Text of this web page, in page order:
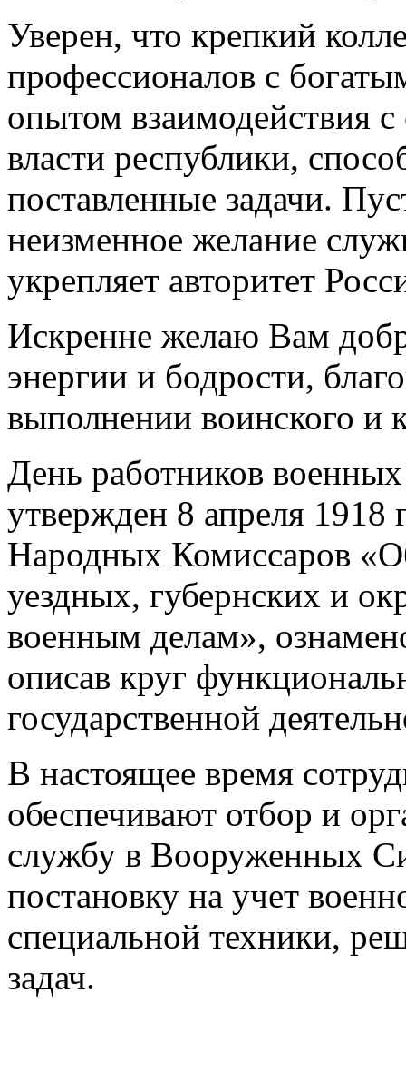
Уверен, что крепкий
профессионалов с
опытом взаимодействия
власти республики,
поставленные задачи.
неизменное желание
укрепляет авторитет
Искренне желаю Вам
энергии и бодрости,
выполнении воинского и
День работников
утвержден 8 апреля 1918
Народных Комиссаров
уездных, губернских и
военным делам»,
описав круг
государственной
В настоящее время
обеспечивают отбор и
службу в Вооруженных
постановку на учет
специальной техники,
задач.